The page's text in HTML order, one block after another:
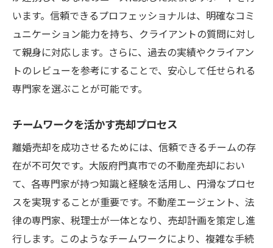
います。信頼できるプロフェッショナルは、明確なコミ
ュニケーション能力を持ち、クライアントの質問に対し
て親身に対応します。さらに、過去の実績やクライアン
トのレビューを参考にすることで、安心して任せられる
専門家を選ぶことが可能です。
チームワークを活かす売却プロセス
離婚売却を成功させるためには、信頼できるチームの存
在が不可欠です。大阪府門真市での不動産売却におい
て、各専門家が持つ知識と経験を活用し、円滑なプロセ
スを実現することが重要です。不動産エージェント、法
律の専門家、税理士が一体となり、売却計画を策定し進
行します。このようなチームワークにより、複雑な手続